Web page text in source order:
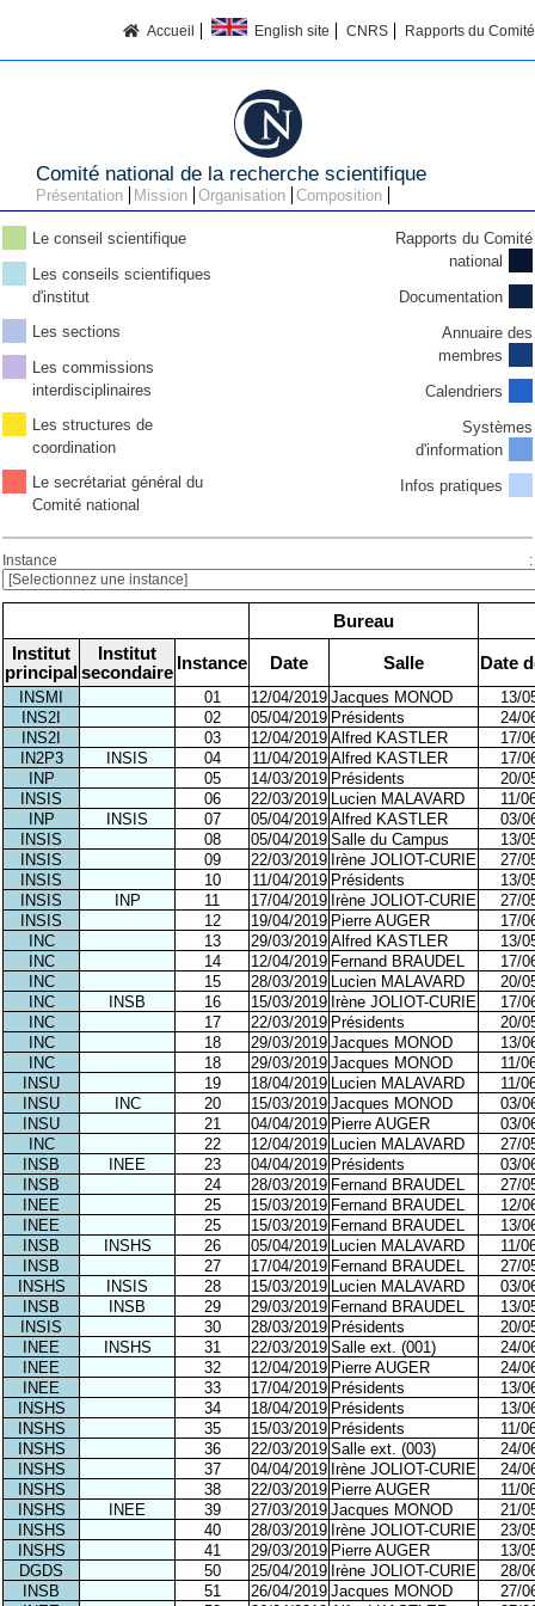
Accueil English site CNRS Rapports du
Comité national de la recherche scientifique
Présentation Mission Organisation Composition
Le conseil scientifique
Les conseils scientifiques
d'institut
Les sections
Les commissions
interdisciplinaires
Les structures de
coordination
Le secrétariat général du
Comité national
Rapports du Comité
national
Documentation
Annuaire des
membres
Calendriers
Systèmes
d'information
Infos pratiques
Instance :
Bureau
Institut
principal
Institut
secondaire Instance Date Salle Date
INSMI 01 12/04/2019 Jacques MONOD
13/
INS2I
02 05/04/2019 Présidents
24/
INS2I
03 12/04/2019 Alfred KASTLER
17/
IN2P3
INSIS 04 11/04/2019 Alfred KASTLER
17/
INP
05 14/03/2019 Présidents
20/
INSIS
06 22/03/2019 Lucien MALAVARD
11/
INP
INSIS 07 05/04/2019 Alfred KASTLER
03/
INSIS
08 05/04/2019 Salle du Campus
13/
INSIS
09 22/03/2019 Irène JOLIOT-CURIE
27/
INSIS
10 11/04/2019 Présidents
13/
INSIS
INP 11 17/04/2019 Irène JOLIOT-CURIE
27/
INSIS
12 19/04/2019 Pierre AUGER
17/
INC
13 29/03/2019 Alfred KASTLER
13/
INC
14 12/04/2019 Fernand BRAUDEL
17/
INC
15 28/03/2019 Lucien MALAVARD
20/
INC
INSB 16 15/03/2019 Irène JOLIOT-CURIE
17/
INC
17 22/03/2019 Présidents
20/
INC
18 29/03/2019 Jacques MONOD
13/
INC
18 29/03/2019 Jacques MONOD
11/
INSU
19 18/04/2019 Lucien MALAVARD
11/
INSU
INC 20 15/03/2019 Jacques MONOD
03/
INSU
21 04/04/2019 Pierre AUGER
03/
INC
22 12/04/2019 Lucien MALAVARD
27/
INSB
INEE 23 04/04/2019 Présidents
03/
INSB
24 28/03/2019 Fernand BRAUDEL
27/
INEE
25 15/03/2019 Fernand BRAUDEL
12/
INEE
25 15/03/2019 Fernand BRAUDEL
13/
INSB
INSHS 26 05/04/2019 Lucien MALAVARD
11/
INSB
27 17/04/2019 Fernand BRAUDEL
27/
INSHS
INSIS 28 15/03/2019 Lucien MALAVARD
03/
INSB
INSB 29 29/03/2019 Fernand BRAUDEL
13/
INSIS
30 28/03/2019 Présidents
20/
INEE
INSHS 31 22/03/2019 Salle ext. (001)
24/
INEE
32 12/04/2019 Pierre AUGER
24/
INEE
33 17/04/2019 Présidents
13/
INSHS
34 18/04/2019 Présidents
13/
INSHS
35 15/03/2019 Présidents
11/
INSHS
36 22/03/2019 Salle ext. (003)
24/
INSHS
37 04/04/2019 Irène JOLIOT-CURIE
24/
INSHS
38 22/03/2019 Pierre AUGER
11/
INSHS
INEE 39 27/03/2019 Jacques MONOD
21/
INSHS
40 28/03/2019 Irène JOLIOT-CURIE
23/
INSHS
41 29/03/2019 Pierre AUGER
13/
DGDS
50 25/04/2019 Irène JOLIOT-CURIE
28/
INSB
51 26/04/2019 Jacques MONOD
27/